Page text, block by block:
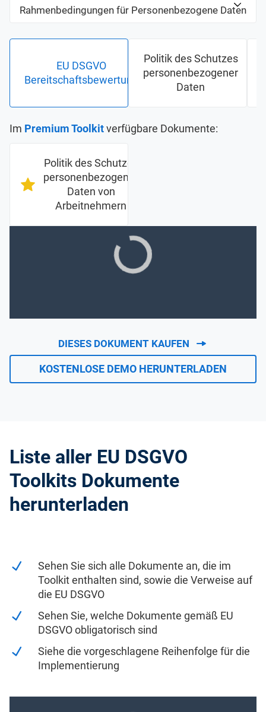
Rahmenbedingungen für Personenbezogene Daten
EU DSGVO
Bereitschaftsbewertung
Politik des Schutzes
personenbezogener
Daten
Im Premium Toolkitverfügbare Dokumente:
Politik des Schutzes
personenbezogener
Daten von
Arbeitnehmern
KOSTENLOSE DEMO HERUNTERLADEN
DIESES DOKUMENT KAUFEN
Liste aller EU DSGVO
Toolkits Dokumente
herunterladen
Sehen Sie sich alle Dokumente an, die im
Toolkit enthalten sind, sowie die Verweise auf
die EU DSGVO
Sehen Sie, welche Dokumente gemäß EU
DSGVO obligatorisch sind
Siehe die vorgeschlagene Reihenfolge für die
Implementierung